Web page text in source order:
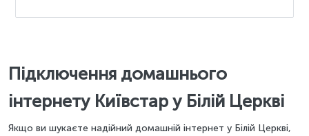
Підключення домашнього
інтернету Київстар у Білій Церкві
Якщо ви шукаєте надійний домашній інтернет у Білій Церкві,